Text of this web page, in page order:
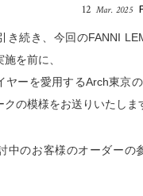
12 Mar. 2025
き続き、今回のFANNI
を前に、
ヤーを愛用するArch東京の
の模様をお送りいたしま
中のお客様のオーダーの